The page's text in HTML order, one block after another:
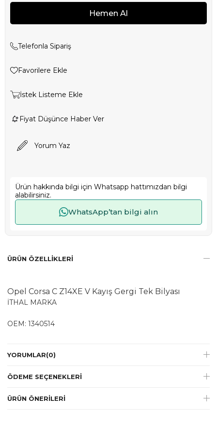
Telefonla Sipariş
Favorilere Ekle
İstek Listeme Ekle
Fiyat Düşünce Haber Ver
Yorum Yaz
Ürün hakkında bilgi için Whatsapp hattımızdan bilgi
alabilirsiniz.
WhatsApp’tan bilgi alın
ÜRÜN ÖZELLIKLERI
Opel Corsa C Z14XE V Kayış Gergi Tek Bilyası
İTHAL MARKA
OEM: 1340514
YORUMLAR(0)
ÖDEME SEÇENEKLERI
ÜRÜN ÖNERILERI